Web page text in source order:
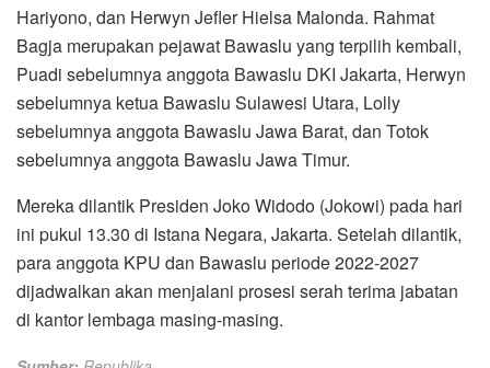
Hariyono, dan Herwyn Jefler Hielsa Malonda. Rahmat
Bagja merupakan pejawat Bawaslu yang terpilih kembali,
Puadi sebelumnya anggota Bawaslu DKI Jakarta, Herwyn
sebelumnya ketua Bawaslu Sulawesi Utara, Lolly
sebelumnya anggota Bawaslu Jawa Barat, dan Totok
sebelumnya anggota Bawaslu Jawa Timur.
Mereka dilantik Presiden Joko Widodo (Jokowi) pada hari
ini pukul 13.30 di Istana Negara, Jakarta. Setelah dilantik,
para anggota KPU dan Bawaslu periode 2022-2027
dijadwalkan akan menjalani prosesi serah terima jabatan
di kantor lembaga masing-masing.